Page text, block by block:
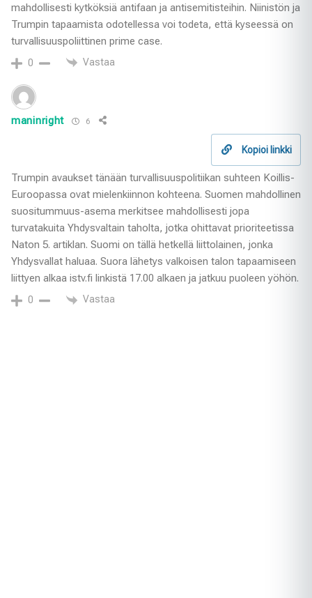
mahdollisesti kytköksiä antifaan ja antisemitisteihin. Niinistön ja
Trumpin tapaamista odotellessa voi todeta, että kyseessä on
turvallisuuspoliittinen prime case.
0 Vastaa
maninright 6
Kopioi linkki
Trumpin avaukset tänään turvallisuuspolitiikan suhteen Koillis-
Euroopassa ovat mielenkiinnon kohteena. Suomen mahdollinen
suositummuus-asema merkitsee mahdollisesti jopa
turvatakuita Yhdysvaltain taholta, jotka ohittavat prioriteetissa
Naton 5. artiklan. Suomi on tällä hetkellä liittolainen, jonka
Yhdysvallat haluaa. Suora lähetys valkoisen talon tapaamiseen
liittyen alkaa istv.fi linkistä 17.00 alkaen ja jatkuu puoleen yöhön.
0 Vastaa